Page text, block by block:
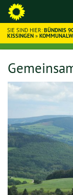
S
Grüne Bad
WAHLPROGRAMM
SIE SIND HIER:BÜNDNIS
KISSINGEN »